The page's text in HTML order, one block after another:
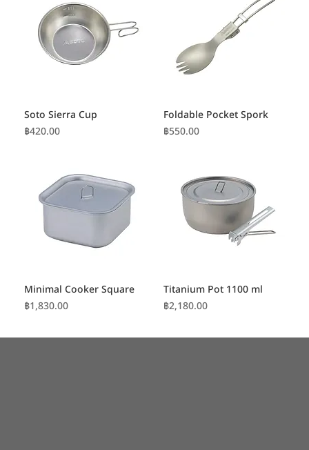
Soto Sierra Cup
ราคา
฿420.00
Foldable Pocket Spork
ราคา
฿550.00
Minimal Cooker Square
ราคา
฿1,830.00
Titanium Pot 1100 ml
ราคา
฿2,180.00